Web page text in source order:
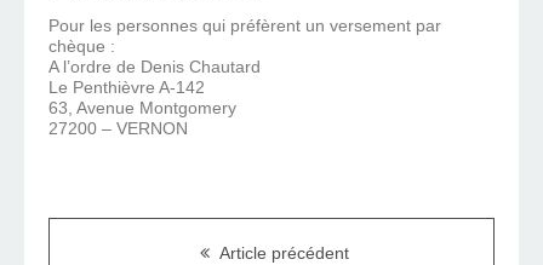
Pour les personnes qui préfèrent un versement par
chèque :
A l’ordre de Denis Chautard
Le Penthièvre A-142
63, Avenue Montgomery
27200 – VERNON
Article précédent